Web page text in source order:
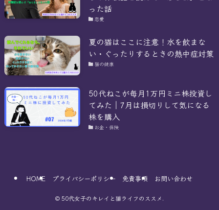
った話
恋愛
夏の猫はここに注意！水を飲まな
い・ぐったりするときの熱中症対策
猫の健康
50代ねこが毎月1万円ミニ株投資し
てみた｜7月は損切りして気になる
株を購入
お金・保険
HOME プライバシーポリシー 免責事項 お問い合わせ
© 50代女子のキレイと猫ライフのススメ.